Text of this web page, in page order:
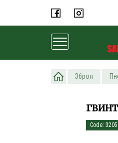
Зброя
Code: 3205